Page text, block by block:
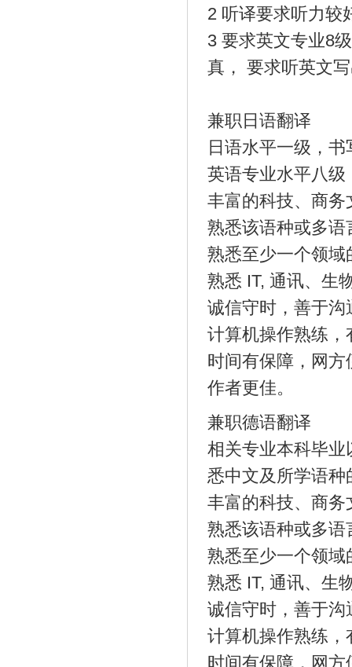
2 听译要求听力较
3 要求英文专业8
真， 要求听英文
兼职日语翻译
日语水平一级，
英语专业水平八
丰富的科技、商务
熟悉该语种或多
熟悉至少一个领域
熟悉 IT, 通讯、生
诚信守时，善于
计算机操作熟练，
时间有保障，网
作者更佳。
兼职德语翻译
相关专业本科毕
悉中文及所学语种
丰富的科技、商务
熟悉该语种或多
熟悉至少一个领域
熟悉 IT, 通讯、生
诚信守时，善于
计算机操作熟练，
时间有保障，网